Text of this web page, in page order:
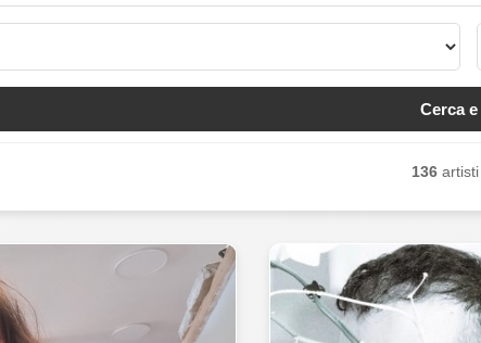
Cerca
136artisti